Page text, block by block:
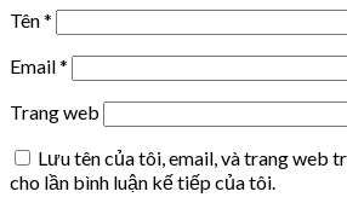
Tên*
Email*
Trang web
Lưu tên của tôi, email, và trang web
cho lần bình luận kế tiếp của tôi.